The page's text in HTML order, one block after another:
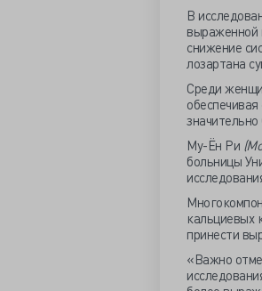
В
выраженной
снижение
лозартана
Среди
Му-Ён Ри
больницы
кальциевых
принести
«Важно